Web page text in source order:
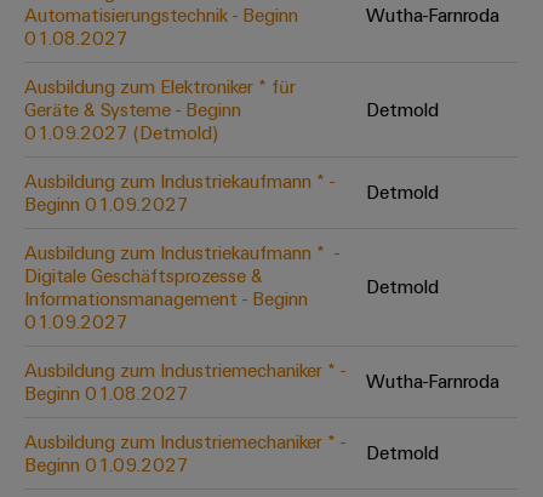
Verbindungslösungen
für
Konventionelle
Energieerzeugung
Zukunftssicherheit
für
bewährte
Maschinenbau
Lösungen
für
verschiedene
Segmente
der
und
Fabrikautomation
Systeme
Lösungen
Dezentrale
Automatisierung
Lösungen
IIoT
&
Automation
Software
Industrial
Elektronikgehäuse
Blitz-
und
Überspannungsschutz
PV
Feldbusverteiler
Automatisierung
&
Software
Technischer
Support
Umweltbezogene
Produktkonformität
Engineering
Daten
Technische
Produktkataloge
Reparatur
und
Ersatzteile
Trainings
Pressekontakt
Unsere
IIoT
and
Partner
Netzwerk
IIoT
Offene
Ausbildungs-
und
Studienplätze
Aktuelle
Termine
Workshops
für
Schulklassen
Automatisierungstechnik - Beginn
01.08.2027
Wutha-Farnroda
Ausbildung zum Elektroniker * für
Geräte & Systeme - Beginn
01.09.2027 (Detmold)
Detmold
Ausbildung zum Industriekaufmann * -
Beginn 01.09.2027
Detmold
Ausbildung zum Industriekaufmann * ​ -
Digitale Geschäftsprozesse &
Informationsmanagement - Beginn
01.09.2027
Detmold
Ausbildung zum Industriemechaniker * -
Beginn 01.08.2027
Wutha-Farnroda
Ausbildung zum Industriemechaniker * -
Beginn 01.09.2027
Detmold